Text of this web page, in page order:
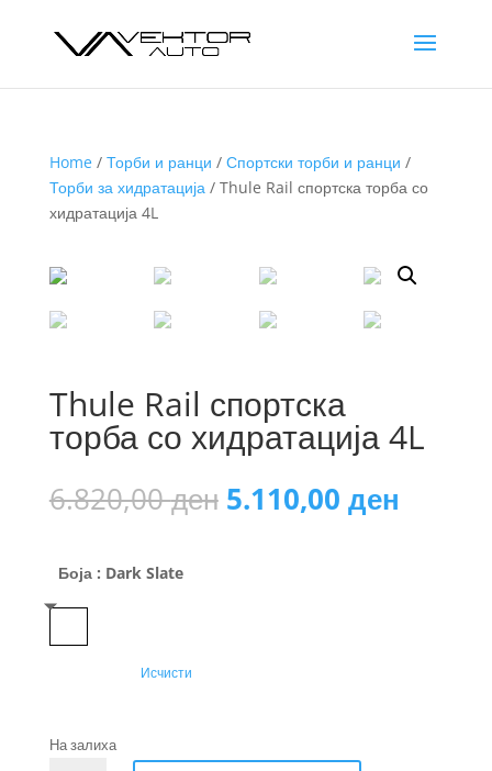
Home/ Торби и ранци / Спортски торби и ранци /
Торби за хидратација/ Thule Rail спортска торба со
хидратација 4L
Thule Rail спортска
торба со хидратација 4L
6.820,00ден Original
price
5.110,00 ден
Боја : Dark Slate
Исчисти
На залиха